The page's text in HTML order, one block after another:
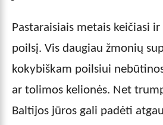
Pastaraisiais metais keičiasi
poilsį. Vis daugiau žmonių
kokybiškam poilsiui
ar tolimos kelionės. Net
Baltijos jūros gali padėti